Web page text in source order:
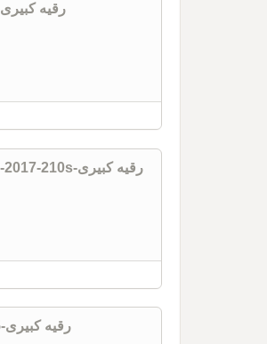
Aclıq Baratası-Ruqeyye Kebiri-Ebced-Tebriz-2018-152-رقیه کبیری
Özbekistan Sefernamesi-Ruqeyye Kebiri-Ebced-Tebriz-2017-210s-رقیه کبیری
Quşlar Daha Qoxmur-Ruqeyye Kebiri-Ebced -2018-185-رقیه کبیری